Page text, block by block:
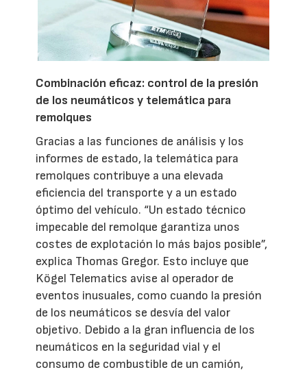
Combinación eficaz: control de la presión
de los neumáticos y telemática para
remolques
Gracias a las funciones de análisis y los
informes de estado, la telemática para
remolques contribuye a una elevada
eficiencia del transporte y a un estado
óptimo del vehículo. “Un estado técnico
impecable del remolque garantiza unos
costes de explotación lo más bajos posible”,
explica Thomas Gregor. Esto incluye que
Kögel Telematics avise al operador de
eventos inusuales, como cuando la presión
de los neumáticos se desvía del valor
objetivo. Debido a la gran influencia de los
neumáticos en la seguridad vial y el
consumo de combustible de un camión,